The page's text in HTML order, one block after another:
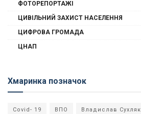
ФОТОРЕПОРТАЖІ
ЦИВІЛЬНИЙ ЗАХИСТ НАСЕЛЕННЯ
ЦИФРОВА ГРОМАДА
ЦНАП
Хмаринка позначок
Covid- 19 ВПО Владислав Сухляк